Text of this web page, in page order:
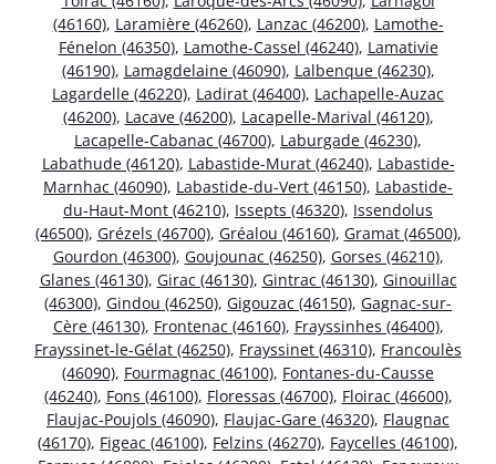
(46160), Laramière (46260), Lanzac (46200), Lamothe-
Fénelon (46350), Lamothe-Cassel (46240), Lamativie
(46190), Lamagdelaine (46090), Lalbenque (46230),
Lagardelle (46220), Ladirat (46400), Lachapelle-Auzac
(46200), Lacave (46200), Lacapelle-Marival (46120),
Lacapelle-Cabanac (46700), Laburgade (46230),
Labathude (46120), Labastide-Murat (46240), Labastide-
Marnhac (46090), Labastide-du-Vert (46150), Labastide-
du-Haut-Mont (46210), Issepts (46320), Issendolus
(46500), Grézels (46700), Gréalou (46160), Gramat (46500),
Gourdon (46300), Goujounac (46250), Gorses (46210),
Glanes (46130), Girac (46130), Gintrac (46130), Ginouillac
(46300), Gindou (46250), Gigouzac (46150), Gagnac-sur-
Cère (46130), Frontenac (46160), Frayssinhes (46400),
Frayssinet-le-Gélat (46250), Frayssinet (46310), Francoulès
(46090), Fourmagnac (46100), Fontanes-du-Causse
(46240), Fons (46100), Floressas (46700), Floirac (46600),
Flaujac-Poujols (46090), Flaujac-Gare (46320), Flaugnac
(46170), Figeac (46100), Felzins (46270), Faycelles (46100),